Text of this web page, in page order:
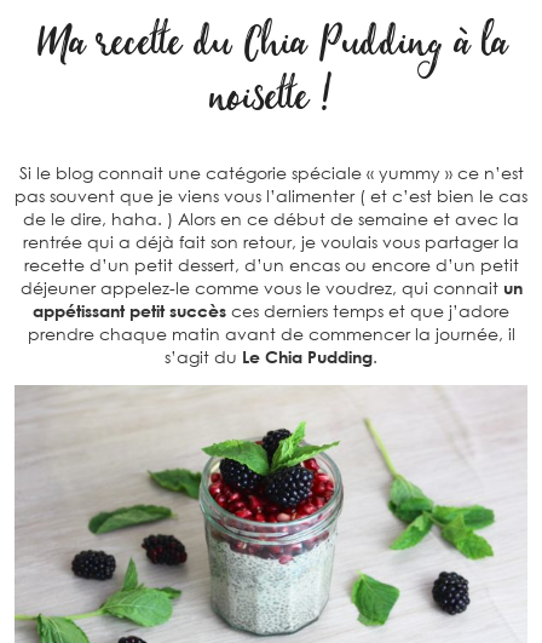
Ma recette du Chia Pudding à la
noisette !
Si le blog connait une catégorie spéciale « yummy » ce n’est
pas souvent que je viens vous l’alimenter ( et c’est bien le cas
de le dire, haha. ) Alors en ce début de semaine et avec la
rentrée qui a déjà fait son retour, je voulais vous partager la
recette d’un petit dessert, d’un encas ou encore d’un petit
déjeuner appelez-le comme vous le voudrez, qui connait un
appétissant petit succès ces derniers temps et que j’adore
prendre chaque matin avant de commencer la journée, il
s’agit du Le Chia Pudding.